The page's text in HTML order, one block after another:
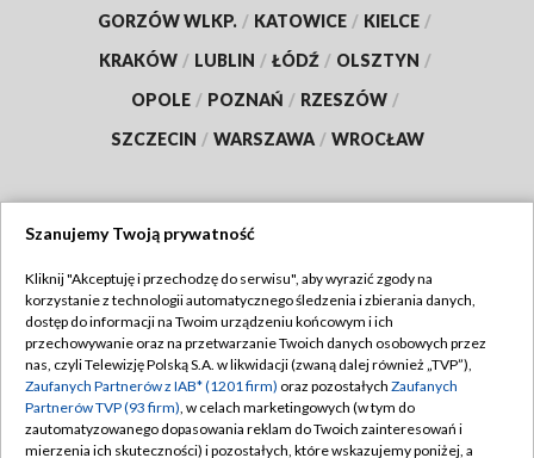
GORZÓW WLKP. / KATOWICE / KIELCE /
KRAKÓW / LUBLIN / ŁÓDŹ / OLSZTYN /
OPOLE / POZNAŃ / RZESZÓW /
SZCZECIN / WARSZAWA / WROCŁAW
TVP
Abonament TVP
Emisja w TVP
Centrum informacji TVP
Regulamin TVP
Polityka prywatności
Moje zgody
Szanujemy Twoją prywatność
Kliknij "Akceptuję i przechodzę do serwisu", aby wyrazić zgody na
korzystanie z technologii automatycznego śledzenia i zbierania danych,
dostęp do informacji na Twoim urządzeniu końcowym i ich
przechowywanie oraz na przetwarzanie Twoich danych osobowych przez
nas, czyli Telewizję Polską S.A. w likwidacji (zwaną dalej również „TVP”),
Zaufanych Partnerów z IAB* (1201 firm) oraz pozostałych Zaufanych
Partnerów TVP (93 firm), w celach marketingowych (w tym do
zautomatyzowanego dopasowania reklam do Twoich zainteresowań i
mierzenia ich skuteczności) i pozostałych, które wskazujemy poniżej, a